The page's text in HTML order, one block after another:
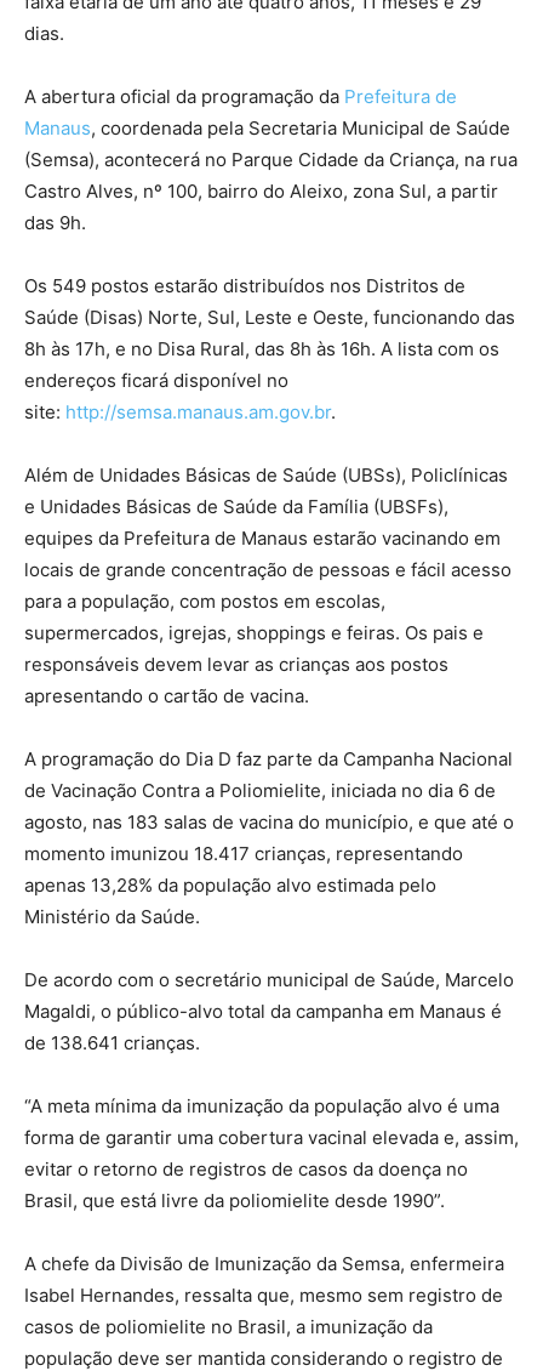
dias.
A abertura oficial da programação da Prefeitura de
Manaus, coordenada pela Secretaria Municipal de Saúde
(Semsa), acontecerá no Parque Cidade da Criança, na rua
Castro Alves, nº 100, bairro do Aleixo, zona Sul, a partir
das 9h.
Os 549 postos estarão distribuídos nos Distritos de
Saúde (Disas) Norte, Sul, Leste e Oeste, funcionando das
8h às 17h, e no Disa Rural, das 8h às 16h. A lista com os
endereços ficará disponível no
site: http://semsa.manaus.am.gov.br.
Além de Unidades Básicas de Saúde (UBSs), Policlínicas
e Unidades Básicas de Saúde da Família (UBSFs),
equipes da Prefeitura de Manaus estarão vacinando em
locais de grande concentração de pessoas e fácil acesso
para a população, com postos em escolas,
supermercados, igrejas, shoppings e feiras. Os pais e
responsáveis devem levar as crianças aos postos
apresentando o cartão de vacina.
A programação do Dia D faz parte da Campanha Nacional
de Vacinação Contra a Poliomielite, iniciada no dia 6 de
agosto, nas 183 salas de vacina do município, e que até o
momento imunizou 18.417 crianças, representando
apenas 13,28% da população alvo estimada pelo
Ministério da Saúde.
De acordo com o secretário municipal de Saúde, Marcelo
Magaldi, o público-alvo total da campanha em Manaus é
de 138.641 crianças.
“A meta mínima da imunização da população alvo é uma
forma de garantir uma cobertura vacinal elevada e, assim,
evitar o retorno de registros de casos da doença no
Brasil, que está livre da poliomielite desde 1990”.
A chefe da Divisão de Imunização da Semsa, enfermeira
Isabel Hernandes, ressalta que, mesmo sem registro de
casos de poliomielite no Brasil, a imunização da
população deve ser mantida considerando o registro de